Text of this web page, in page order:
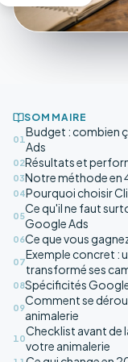
SOMMAIRE
01
Budget : combien
Ads
02Résultats et
03Notre méthode en
04Pourquoi choisir
05
Ce qu'il ne faut
Google Ads
06Ce que vous
07
Exemple concret :
transformé ses
08Spécificités
09
Comment se
animalerie
10
Checklist avant de
votre animalerie